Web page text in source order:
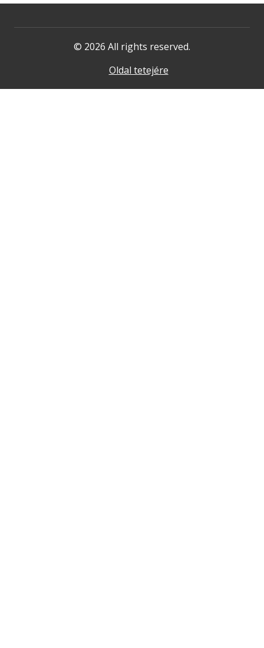
© 2026 All rights reserved.
Oldal tetejére